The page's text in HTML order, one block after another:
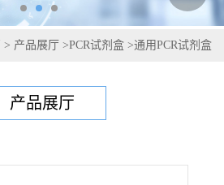
> 产品展厅 >PCR试剂盒 >通用PCR试剂盒
产品展厅